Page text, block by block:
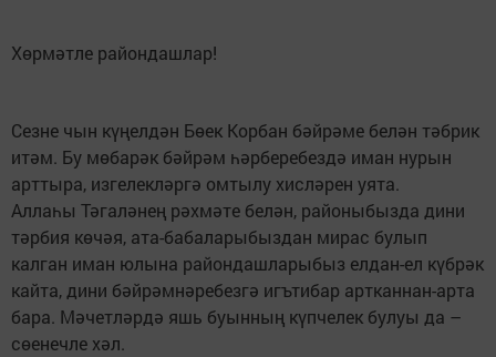
Хөрмәтле райондашлар!
Сезне чын күңелдән Бөек Корбан бәйрәме белән тәбрик
итәм. Бу мөбарәк бәйрәм һәрберебездә иман нурын
арттыра, изгелекләргә омтылу хисләрен уята.
Аллаһы Тәгаләнең рәхмәте белән, районыбызда дини
тәрбия көчәя, ата-бабаларыбыздан мирас булып
калган иман юлына райондашларыбыз елдан-ел күбрәк
кайта, дини бәйрәмнәребезгә игътибар артканнан-арта
бара. Мәчетләрдә яшь буынның күпчелек булуы да –
сөенечле хәл.